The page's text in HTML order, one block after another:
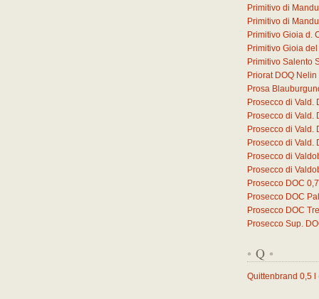
Primitivo di
Primitivo di
Primitivo Gioia d.
Primitivo Gioia
Primitivo Salento
Priorat DOQ
Prosa
Prosecco di Vald.
Prosecco di Vald.
Prosecco di Vald.
Prosecco di Vald.
Prosecco di
Prosecco di
Prosecco DOC
Prosecco DOC
Prosecco DOC
Prosecco Sup.
* Q *
Quittenbrand 0,5